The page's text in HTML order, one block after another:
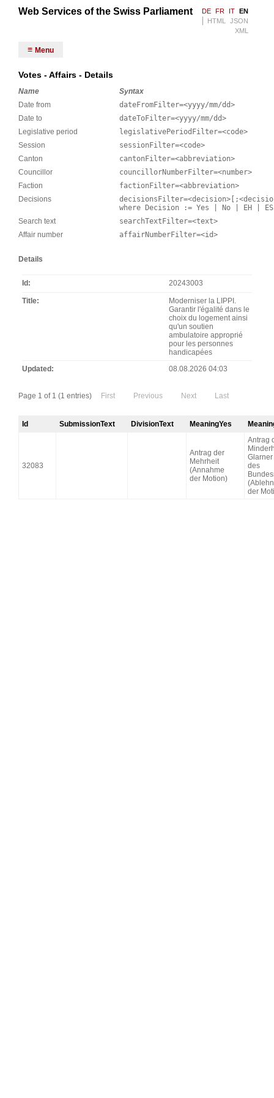
Web Services of the Swiss Parliament DE FR IT EN
HTML
JSON
XML
Menu
Votes - Affairs - Details
Name
Syntax
Date from
dateFromFilter=<yyyy/mm/dd>
Date to
dateToFilter=<yyyy/mm/dd>
Legislative period
legislativePeriodFilter=<code>
Session
sessionFilter=<code>
Canton
cantonFilter=<abbreviation>
Councillor
councillorNumberFilter=<number>
Faction
factionFilter=<abbreviation>
Decisions
where Decision := Yes | No | EH |
Search text
searchTextFilter=<text>
Affair number
affairNumberFilter=<id>
Details
Id 20243003
Title
Moderniser la LIPPI.
Garantir l'égalité dans le
choix du logement ainsi
qu'un soutien
ambulatoire approprié
pour les personnes
handicapées
Updated
08.08.2026 04:03
Page 1 of 1 (1 entries) First Previous Next Last
Id SubmissionText DivisionText MeaningYes
32083
Antrag der
Mehrheit
(Annahme
der Motion)
Antrag
des
der